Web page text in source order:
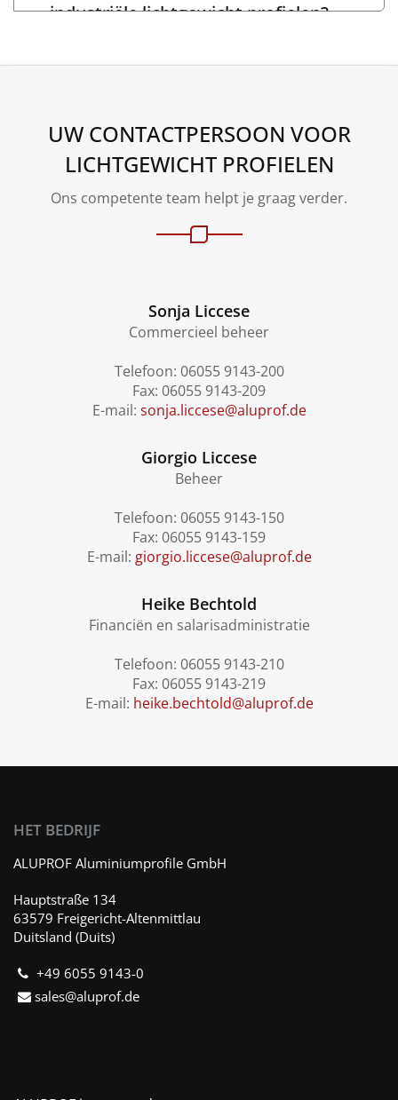
industriële lichtgewicht profielen?
UW CONTACTPERSOON VOOR
LICHTGEWICHT PROFIELEN
Ons competente team helpt je graag verder.
Sonja Liccese
Commercieel beheer
Telefoon: 06055 9143-200
Fax: 06055 9143-209
E-mail: sonja.liccese@aluprof.de
Giorgio Liccese
Beheer
Telefoon: 06055 9143-150
Fax: 06055 9143-159
E-mail: giorgio.liccese@aluprof.de
Heike Bechtold
Financiën en salarisadministratie
Telefoon: 06055 9143-210
Fax: 06055 9143-219
E-mail: heike.bechtold@aluprof.de
HET BEDRIJF
ALUPROF Aluminiumprofile GmbH
Hauptstraße 134
63579 Freigericht-Altenmittlau
Duitsland (Duits)
+49 6055 9143-0
sales@aluprof.de